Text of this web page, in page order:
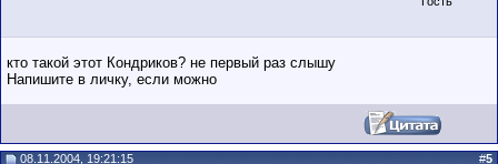
кто такой этот Кондриков? не первый раз слышу
Напишите в личку, если можно
08.11.2004, 19:21:15 #5